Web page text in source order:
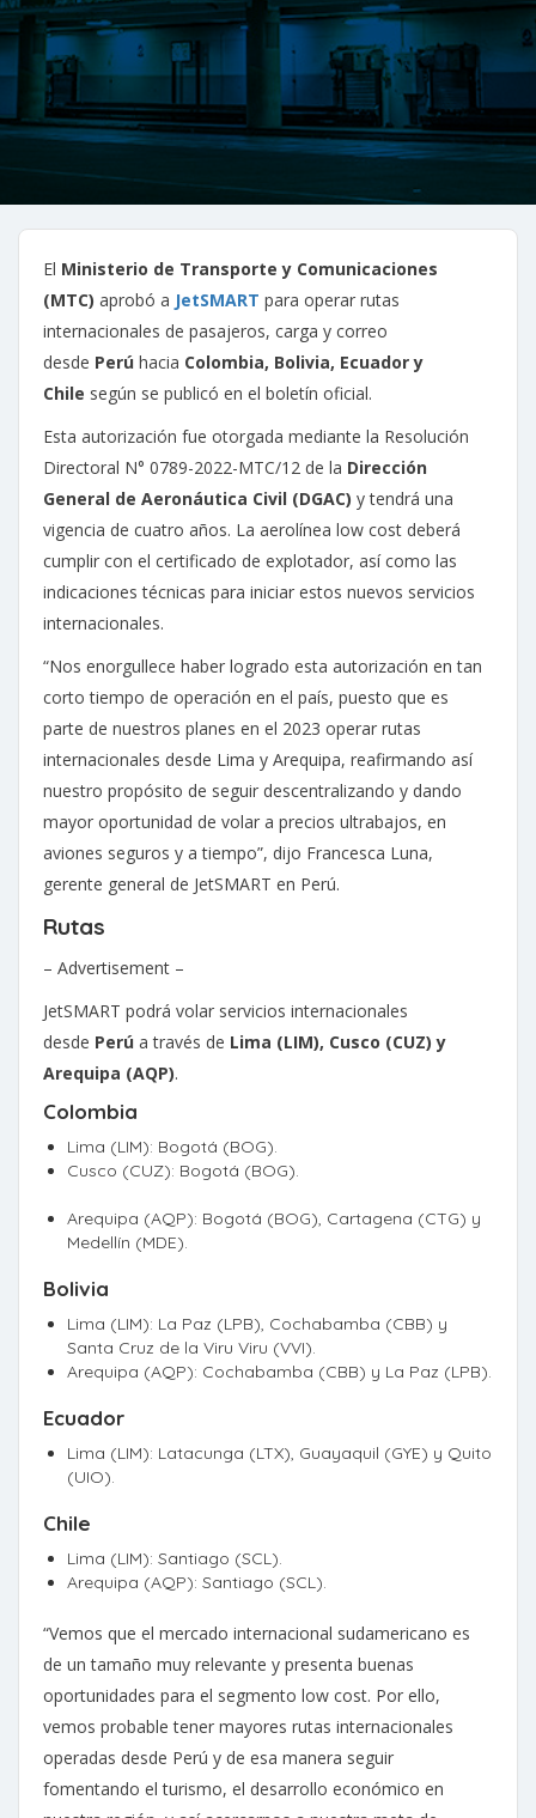
El Ministerio de Transporte y Comunicaciones
(MTC) aprobó a JetSMART para operar rutas
internacionales de pasajeros, carga y correo
desde Perú hacia Colombia, Bolivia, Ecuador y
Chile según se publicó en el boletín oficial.
Esta autorización fue otorgada mediante la Resolución
Directoral N° 0789-2022-MTC/12 de la Dirección
General de Aeronáutica Civil (DGAC) y tendrá una
vigencia de cuatro años. La aerolínea low cost deberá
cumplir con el certificado de explotador, así como las
indicaciones técnicas para iniciar estos nuevos servicios
internacionales.
“Nos enorgullece haber logrado esta autorización en tan
corto tiempo de operación en el país, puesto que es
parte de nuestros planes en el 2023 operar rutas
internacionales desde Lima y Arequipa, reafirmando así
nuestro propósito de seguir descentralizando y dando
mayor oportunidad de volar a precios ultrabajos, en
aviones seguros y a tiempo”, dijo Francesca Luna,
gerente general de JetSMART en Perú.
Rutas
– Advertisement –
JetSMART podrá volar servicios internacionales
desde Perú a través de Lima (LIM), Cusco (CUZ) y
Arequipa (AQP).
Colombia
Lima (LIM): Bogotá (BOG).
Cusco (CUZ): Bogotá (BOG).
Arequipa (AQP): Bogotá (BOG), Cartagena (CTG) y
Medellín (MDE).
Bolivia
Lima (LIM): La Paz (LPB), Cochabamba (CBB) y
Santa Cruz de la Viru Viru (VVI).
Arequipa (AQP): Cochabamba (CBB) y La Paz (LPB).
Ecuador
Lima (LIM): Latacunga (LTX), Guayaquil (GYE) y Quito
(UIO).
Chile
Lima (LIM): Santiago (SCL).
Arequipa (AQP): Santiago (SCL).
“Vemos que el mercado internacional sudamericano es
de un tamaño muy relevante y presenta buenas
oportunidades para el segmento low cost. Por ello,
vemos probable tener mayores rutas internacionales
operadas desde Perú y de esa manera seguir
fomentando el turismo, el desarrollo económico en